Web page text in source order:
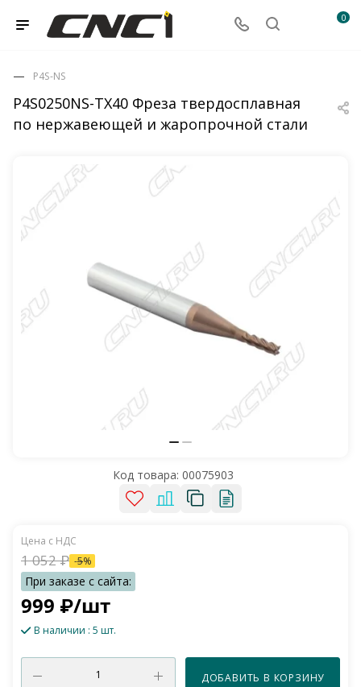
0
P4S0250NS-TX40 Фреза твердосплавная
по нержавеющей и жаропрочной стали
P4S-NS
Код товара: 00075903
999 ₽/шт
1 052₽ -5%
В наличии : 5 шт.
ДОБАВИТЬ В КОРЗИНУ